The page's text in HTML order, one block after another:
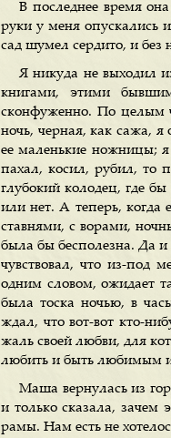
В последнее время
руки у меня опускались
сад шумел сердито, и
Я никуда не выходил
книгами, этими
сконфуженно. По целым
ночь, черная, как сажа, я
ее маленькие ножницы; я
пахал, косил, рубил, то
глубокий колодец, где
или нет. А теперь, когда
ставнями, с ворами,
была бы бесполезна. Да и
чувствовал, что из-под
одним словом, ожидает
была тоска ночью, в
ждал, что вот-вот кто-
жаль своей любви, для
любить и быть любимым и
Маша вернулась из
и только сказала, зачем
рамы. Нам есть не